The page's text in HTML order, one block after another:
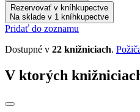
Rezervovať v kníhkupectve
Na sklade v 1 kníhkupectve
Pridať do zoznamu
Dostupné v 22 knižniciach.
V ktorých